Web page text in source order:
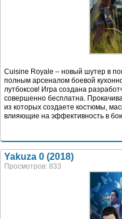
Cuisine Royale – новый шутер в
полным арсеналом боевой
лутбоксов! Игра создана
совершенно бесплатна.
из которых создаете костюмы,
влияющие на эффективность в
Yakuza 0 (2018)
Просмотров: 833